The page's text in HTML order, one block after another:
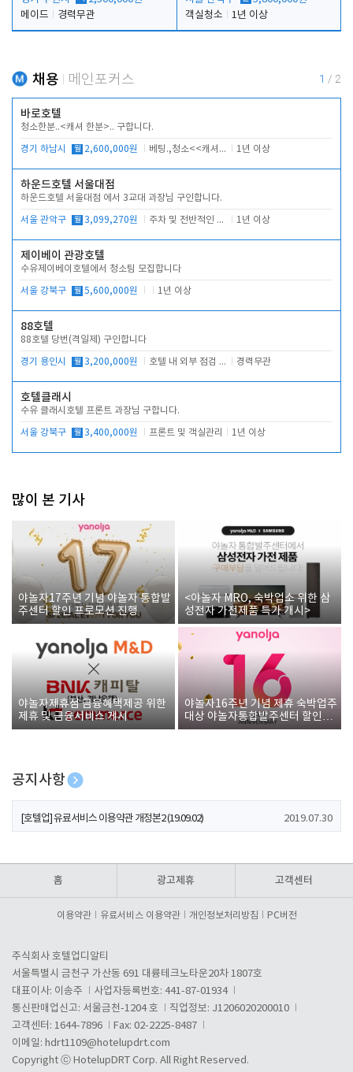
메이드
경력무관
객실청소
1년 이상
채용 메인포커스 1 / 2
바로호텔
청소한분..<캐셔 한분>.. 구합니다.
경기 하남시 월 2,600,000원 베팅.,청소<<캐셔 모셔봅니다. 1년 이상
하운드호텔 서울대점
하운드호텔 서울대점 에서 3교대 과장님 구인합니다.
서울 관악구 월 3,099,270원 주차 및 전반적인 당번업무 1년 이상
제이베이 관광호텔
수유제이베이호텔에서 청소팀 모집합니다
서울 강북구 월 5,600,000원 1년 이상
88호텔
88호텔 당번(격일제) 구인합니다
경기 용인시 월 3,200,000원 호텔 내 외부 점검 및 프런트 운영 경력무관
호텔클래시
수유 클래시호텔 프론트 과장님 구합니다.
서울 강북구 월 3,400,000원 프론트 및 객실관리 1년 이상
많이 본 기사
야놀자17주년 기념 야놀자 통합발
주센터 할인 프로모션 진행
<야놀자 MRO, 숙박업소 위한 삼
성전자 가전제품 특가 개시>
야놀자제휴점 금융혜택제공 위한
제휴 및 금융서비스 게시
야놀자16주년 기념 제휴 숙박업주
대상 야놀자통합발주센터 할인쿠
폰 증정
공지사항
[호텔업] 개인정보 처리방침 개정본1 (19.09.02)
[호텔업] 유료서비스 이용약관 개정본2 (19.09.02) 2019.07.30
홈 광고제휴 고객센터
이용약관 유료서비스 이용약관 개인정보처리방침 PC버전
주식회사 호텔업디알티
서울특별시 금천구 가산동 691 대륭테크노타운20차 1807호
대표이사: 이송주
사업자등록번호: 441-87-01934
통신판매업신고: 서울금천-1204 호
직업정보: J1206020200010
고객센터: 1644-7896
Fax: 02-2225-8487
이메일: hdrt1109@hotelupdrt.com
Copyright ⓒ HotelupDRT Corp. All Right Reserved.